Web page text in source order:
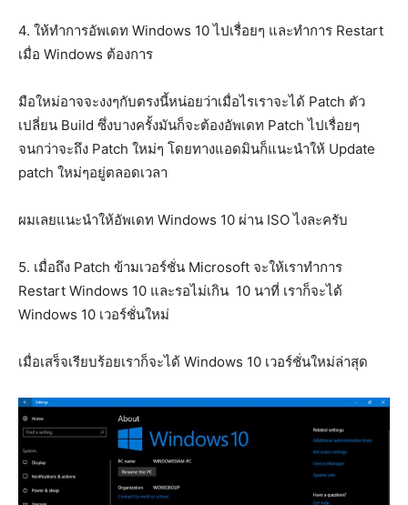
4. ให้ทำการอัพเดท Windows 10 ไปเรื่อยๆ และทำการ Restart
เมื่อ Windows ต้องการ
มือใหม่อาจจะงงๆกับตรงนี้หน่อยว่าเมื่อไรเราจะได้ Patch ตัว
เปลี่ยน Build ซึ่งบางครั้งมันก็จะต้องอัพเดท Patch ไปเรื่อยๆ
จนกว่าจะถึง Patch ใหม่ๆ โดยทางแอดมินก็แนะนำให้ Update
patch ใหม่ๆอยู่ตลอดเวลา
ผมเลยแนะนำให้อัพเดท Windows 10 ผ่าน ISO ไงละครับ
5. เมื่อถึง Patch ข้ามเวอร์ชั่น Microsoft จะให้เราทำการ
Restart Windows 10 และรอไม่เกิน 10 นาที่ เราก็จะได้
Windows 10 เวอร์ชั่นใหม่
เมื่อเสร็จเรียบร้อยเราก็จะได้ Windows 10 เวอร์ชั่นใหม่ล่าสุด